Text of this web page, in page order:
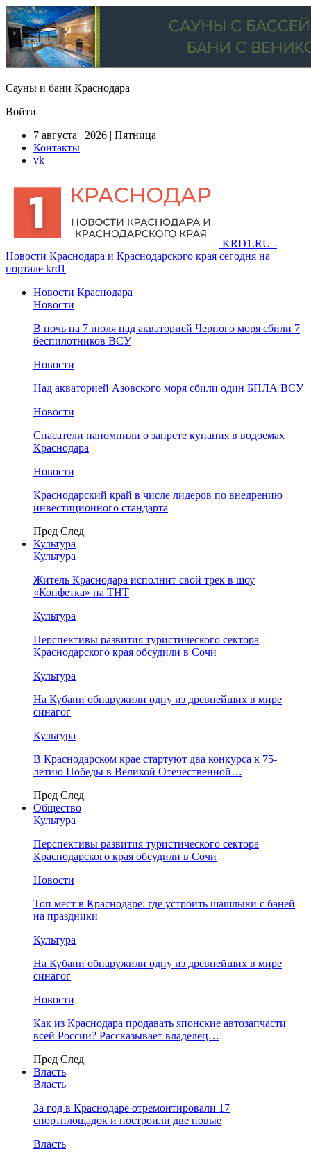
Сауны и бани Краснодара
Войти
7 августа | 2026 | Пятница
Контакты
vk
KRD1.RU -
Новости Краснодара и Краснодарского края сегодня на
портале krd1
Новости Краснодара
Новости
В ночь на 7 июля над акваторией Черного моря сбили 7
беспилотников ВСУ
Новости
Над акваторией Азовского моря сбили один БПЛА ВСУ
Новости
Спасатели напомнили о запрете купания в водоемах
Краснодара
Новости
Краснодарский край в числе лидеров по внедрению
инвестиционного стандарта
Пред След
Культура
Культура
Житель Краснодара исполнит свой трек в шоу
«Конфетка» на ТНТ
Культура
Перспективы развития туристического сектора
Краснодарского края обсудили в Сочи
Культура
На Кубани обнаружили одну из древнейших в мире
синагог
Культура
В Краснодарском крае стартуют два конкурса к 75-
летию Победы в Великой Отечественной…
Пред След
Общество
Культура
Перспективы развития туристического сектора
Краснодарского края обсудили в Сочи
Новости
Топ мест в Краснодаре: где устроить шашлыки с баней
на праздники
Культура
На Кубани обнаружили одну из древнейших в мире
синагог
Новости
Как из Краснодара продавать японские автозапчасти
всей России? Рассказывает владелец…
Пред След
Власть
Власть
За год в Краснодаре отремонтировали 17
спортплощадок и построили две новые
Власть